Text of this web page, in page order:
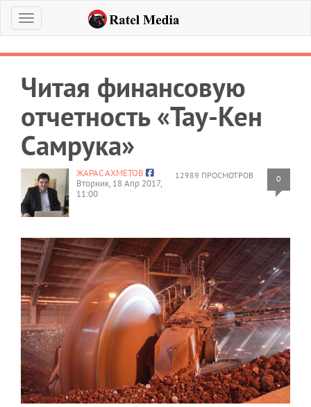
Меню
Читая финансовую
отчетность «Тау-Кен
Самрука»
12989 ПРОСМОТРОВ 0
ЖАРАС АХМЕТОВ
Вторник, 18 Апр 2017,
11:00